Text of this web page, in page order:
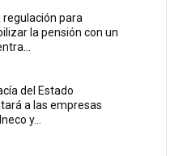
regulación para
la pensión con un
del Estado
a las empresas
y...